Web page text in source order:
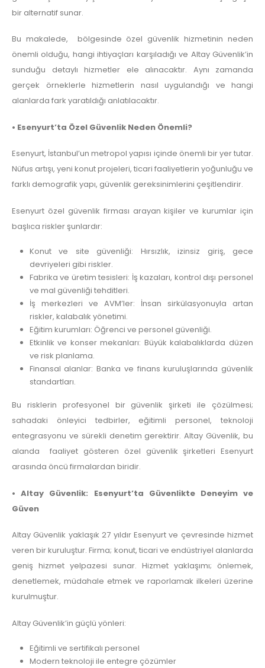
bir alternatif sunar.
Bu makalede, bölgesinde özel güvenlik hizmetinin neden
önemli olduğu, hangi ihtiyaçları karşıladığı ve Altay Güvenlik’in
sunduğu detaylı hizmetler ele alınacaktır. Aynı zamanda
gerçek örneklerle hizmetlerin nasıl uygulandığı ve hangi
alanlarda fark yaratıldığı anlatılacaktır.
• Esenyurt’ta Özel Güvenlik Neden Önemli?
Esenyurt, İstanbul’un metropol yapısı içinde önemli bir yer tutar.
Nüfus artışı, yeni konut projeleri, ticari faaliyetlerin yoğunluğu ve
farklı demografik yapı, güvenlik gereksinimlerini çeşitlendirir.
Esenyurt özel güvenlik firması arayan kişiler ve kurumlar için
başlıca riskler şunlardır:
Konut ve site güvenliği: Hırsızlık, izinsiz giriş, gece
devriyeleri gibi riskler.
Fabrika ve üretim tesisleri: İş kazaları, kontrol dışı personel
ve mal güvenliği tehditleri.
İş merkezleri ve AVM’ler: İnsan sirkülasyonuyla artan
riskler, kalabalık yönetimi.
Eğitim kurumları: Öğrenci ve personel güvenliği.
Etkinlik ve konser mekanları: Büyük kalabalıklarda düzen
ve risk planlama.
Finansal alanlar: Banka ve finans kuruluşlarında güvenlik
standartları.
Bu risklerin profesyonel bir güvenlik şirketi ile çözülmesi;
sahadaki önleyici tedbirler, eğitimli personel, teknoloji
entegrasyonu ve sürekli denetim gerektirir. Altay Güvenlik, bu
alanda faaliyet gösteren özel güvenlik şirketleri Esenyurt
arasında öncü firmalardan biridir.
• Altay Güvenlik: Esenyurt’ta Güvenlikte Deneyim ve
Güven
Altay Güvenlik yaklaşık 27 yıldır Esenyurt ve çevresinde hizmet
veren bir kuruluştur. Firma; konut, ticari ve endüstriyel alanlarda
geniş hizmet yelpazesi sunar. Hizmet yaklaşımı; önlemek,
denetlemek, müdahale etmek ve raporlamak ilkeleri üzerine
kurulmuştur.
Altay Güvenlik’in güçlü yönleri:
Eğitimli ve sertifikalı personel
Modern teknoloji ile entegre çözümler